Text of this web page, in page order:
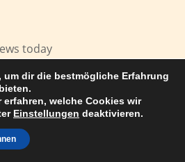
today
Kuhn Satteldorf
um dir die bestmögliche Erfahrung
erfahren, welche Cookies wir
Einstellungen deaktivieren.